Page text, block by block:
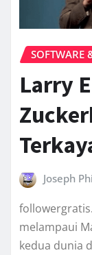
SOFTWARE
Larry
Joseph
melampaui
kedua dunia